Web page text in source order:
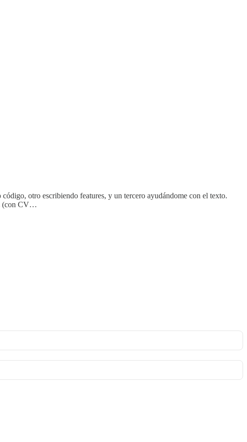
otro escribiendo features, y un tercero ayudándome con el texto.
(con CV…